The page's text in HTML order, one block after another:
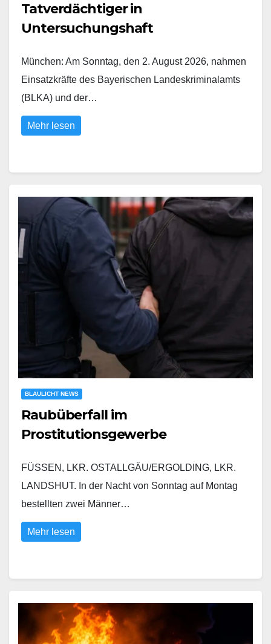
Tatverdächtiger in
Untersuchungshaft
München: Am Sonntag, den 2. August 2026, nahmen
Einsatzkräfte des Bayerischen Landeskriminalamts
(BLKA) und der…
Mehr lesen
BLAULICHT NEWS
Raubüberfall im
Prostitutionsgewerbe
FÜSSEN, LKR. OSTALLGÄU/ERGOLDING, LKR.
LANDSHUT. In der Nacht von Sonntag auf Montag
bestellten zwei Männer…
Mehr lesen